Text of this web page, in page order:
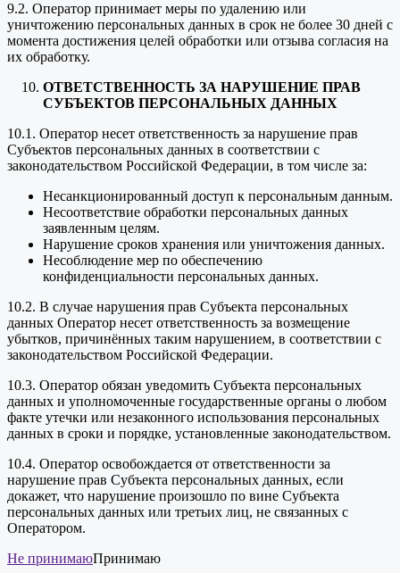
9.2. Оператор принимает меры по удалению или
уничтожению персональных данных в срок не более 30 дней с
момента достижения целей обработки или отзыва согласия на
их обработку.
ОТВЕТСТВЕННОСТЬ ЗА НАРУШЕНИЕ ПРАВ
СУБЪЕКТОВ ПЕРСОНАЛЬНЫХ ДАННЫХ
10.1. Оператор несет ответственность за нарушение прав
Субъектов персональных данных в соответствии с
законодательством Российской Федерации, в том числе за:
Несанкционированный доступ к персональным данным.
Несоответствие обработки персональных данных
заявленным целям.
Нарушение сроков хранения или уничтожения данных.
Несоблюдение мер по обеспечению
конфиденциальности персональных данных.
10.2. В случае нарушения прав Субъекта персональных
данных Оператор несет ответственность за возмещение
убытков, причинённых таким нарушением, в соответствии с
законодательством Российской Федерации.
10.3. Оператор обязан уведомить Субъекта персональных
данных и уполномоченные государственные органы о любом
факте утечки или незаконного использования персональных
данных в сроки и порядке, установленные законодательством.
10.4. Оператор освобождается от ответственности за
нарушение прав Субъекта персональных данных, если
докажет, что нарушение произошло по вине Субъекта
персональных данных или третьих лиц, не связанных с
Оператором.
Не принимаюПринимаю